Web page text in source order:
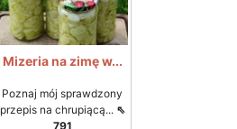
Mizeria na zimę w...
Poznaj mój sprawdzony
przepis na chrupiącą... ⇖
791